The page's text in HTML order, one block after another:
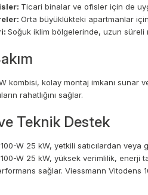
Ticari binalar ve ofisler için de
Orta büyüklükteki apartmanlar
Soğuk iklim bölgelerinde, uzun süreli
kombisi, kolay montaj imkanı sunar
rahatlığını sağlar.
Teknik Destek
W 25 kW, yetkili satıcılardan veya
W 25 kW, yüksek verimlilik,
sağlar. Viessmann Vitodens